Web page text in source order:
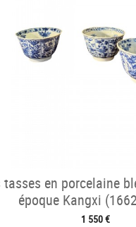
tasses en porcelaine
époque Kangxi
1 550 €